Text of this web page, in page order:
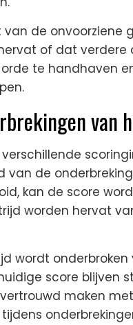
de onvoorziene
of dat verdere
te handhaven
van
de
kan de score
worden hervat
wordt
score blijven
maken